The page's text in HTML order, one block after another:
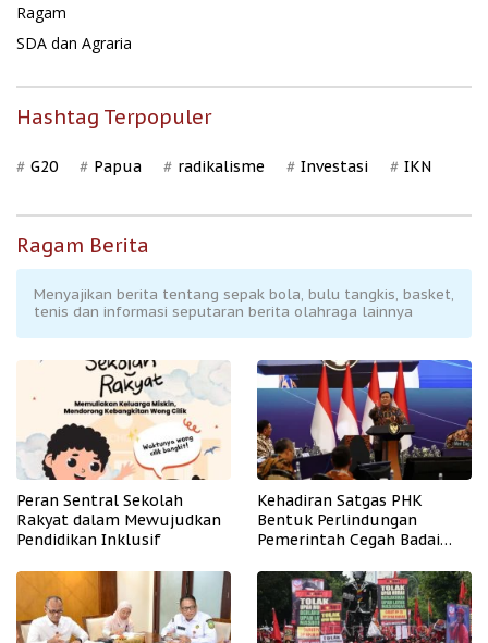
Ragam
SDA dan Agraria
Hashtag Terpopuler
G20 Papua radikalisme Investasi IKN
Ragam Berita
Menyajikan berita tentang sepak bola, bulu tangkis, basket,
tenis dan informasi seputaran berita olahraga lainnya
Peran Sentral Sekolah
Rakyat dalam Mewujudkan
Pendidikan Inklusif
Kehadiran Satgas PHK
Bentuk Perlindungan
Pemerintah Cegah Badai